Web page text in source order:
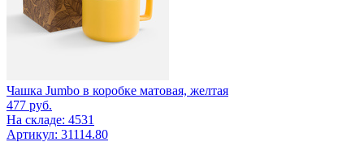
Чашка Jumbo в коробке матовая, желтая
477 руб.
На складе: 4531
Артикул: 31114.80